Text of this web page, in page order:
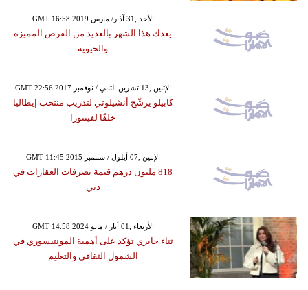
GMT 16:58 2019 الأحد ,31 آذار/ مارس
يعدك هذا الشهر بالعديد من الفرص المميزة
والحيوية
GMT 22:56 2017 الإثنين ,13 تشرين الثاني / نوفمبر
كابيلو يرشّح أنشيلوتي لتدريب منتخب إيطاليا
خلفًا لفينتورا
GMT 11:45 2015 الإثنين ,07 أيلول / سبتمبر
818 مليون درهم قيمة تصرفات العقارات في
دبي
GMT 14:58 2024 الأربعاء ,01 أيار / مايو
ثناء جابري تؤكد على أهمية المونتيسوري في
الشمول الثقافي والتعليم